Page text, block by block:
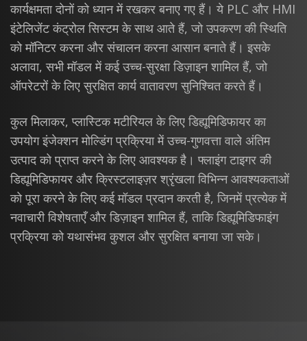
कार्यक्षमता दोनों को ध्यान में रखकर बनाए गए हैं। ये PLC और HMI
इंटेलिजेंट कंट्रोल सिस्टम के साथ आते हैं, जो उपकरण की स्थिति
को मॉनिटर करना और संचालन करना आसान बनाते हैं। इसके
अलावा, सभी मॉडल में कई उच्च-सुरक्षा डिज़ाइन शामिल हैं, जो
ऑपरेटरों के लिए सुरक्षित कार्य वातावरण सुनिश्चित करते हैं।
कुल मिलाकर, प्लास्टिक मटीरियल के लिए डिह्यूमिडिफायर का
उपयोग इंजेक्शन मोल्डिंग प्रक्रिया में उच्च-गुणवत्ता वाले अंतिम
उत्पाद को प्राप्त करने के लिए आवश्यक है। फ्लाइंग टाइगर की
डिह्यूमिडिफायर और क्रिस्टलाइज़र श्रृंखला विभिन्न आवश्यकताओं
को पूरा करने के लिए कई मॉडल प्रदान करती है, जिनमें प्रत्येक में
नवाचारी विशेषताएँ और डिज़ाइन शामिल हैं, ताकि डिह्यूमिडिफाइंग
प्रक्रिया को यथासंभव कुशल और सुरक्षित बनाया जा सके।